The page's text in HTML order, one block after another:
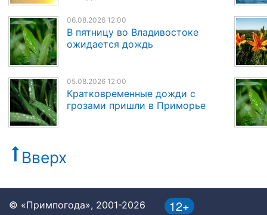
06.08.2026 12:00
В пятницу во Владивостоке
ожидается дождь
05.08.2026 12:00
Кратковременные дожди с
грозами пришли в Приморье
Вверх
12+
© «Примпогода», 2001-2026